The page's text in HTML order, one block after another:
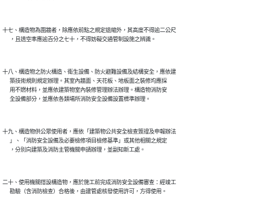
十七、構造物為圍牆者，除應依前點之規定退縮外，其高度不得逾二公尺
十八、構造物之防火構造、衛生設備、防火避難設備及結構安全，應依建
      築技術規則規定辦理。其室內牆面、天花板、地板面之裝修均應採
      用不燃材料，並應依建築物室內裝修管理辦法辦理。構造物消防安
十九、構造物供公眾使用者，應依「建築物公共安全檢查簽證及申報辦法
      」、「消防安全設備及必要檢修項目檢修基準」或其他相關之規定
二十、使用機關搭設構造物，應於施工前完成消防安全設備審查：經竣工